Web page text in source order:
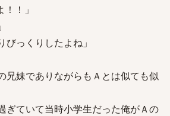
！」
っくりしたよね」
兄妹でありながらもＡとは似ても似
ぎていて当時小学生だった俺がＡの